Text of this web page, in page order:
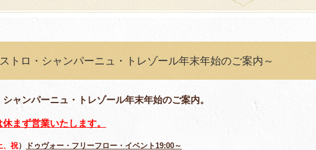
トロ・シャンパーニュ・トレゾール年末年始のご案内～
シャンパーニュ・トレゾール年末年始のご案内。
まず営業いたします。
、祝） ドゥヴォー・フリーフロー・イベント19:00～